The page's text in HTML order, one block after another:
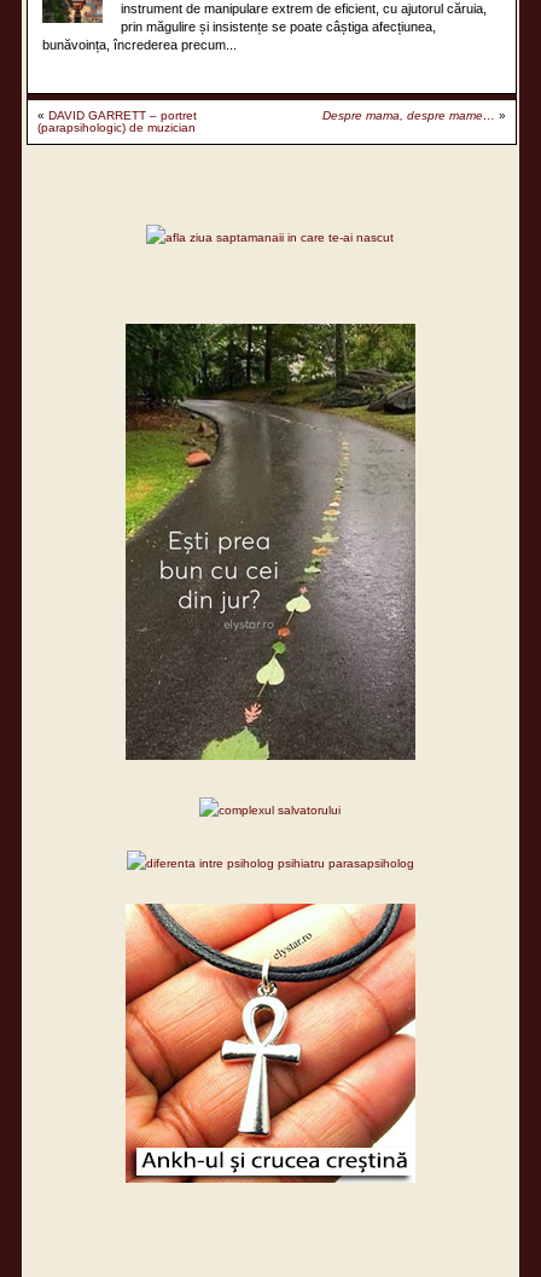
instrument de manipulare extrem de eficient, cu ajutorul căruia,
prin măgulire și insistențe se poate câștiga afecțiunea,
bunăvoința, încrederea precum...
«DAVID GARRETT – portret
(parapsihologic) de muzician
Despre mama, despre mame… »